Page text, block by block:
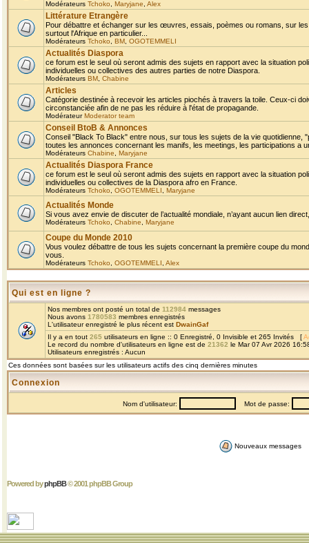
Modérateurs Tchoko Maryjane Alex
Littérature Etrangère
Pour débattre et échanger sur les œuvres, essais, poèmes ou romans, sur
surtout l'Afrique en particulier...
Modérateurs Tchoko BM OGOTEMMELI
Actualités Diaspora
ce forum est le seul où seront admis des sujets en rapport avec la situation
individuelles ou collectives des autres parties de notre Diaspora.
Modérateurs BM Chabine
Articles
Catégorie destinée à recevoir les articles piochés à travers la toile. Ceux-ci
circonstanciée afin de ne pas les réduire à l'état de propagande.
ModérateurModerator team
Conseil BtoB & Annonces
Conseil "Black To Black" entre nous, sur tous les sujets de la vie
toutes les annonces concernant les manifs, les meetings, les participations a
Modérateurs Chabine Maryjane
Actualités Diaspora France
ce forum est le seul où seront admis des sujets en rapport avec la situation
individuelles ou collectives de la Diaspora afro en France.
Modérateurs Tchoko OGOTEMMELI Maryjane
Actualités Monde
Si vous avez envie de discuter de l’actualité mondiale, n’ayant aucun lien
Modérateurs Tchoko Chabine Maryjane
Coupe du Monde 2010
Vous voulez débattre de tous les sujets concernant la première coupe du
vous.
Modérateurs Tchoko OGOTEMMELI Alex
Qui est en ligne ?
Nos membres ont posté un total de 112984 messages
Nous avons 1780583 membres enregistrés
L'utilisateur enregistré le plus récent est DwainGaf
Il y a en tout 265 utilisateurs en ligne :: 0 Enregistré, 0 Invisible et 265 Invités [
Le record du nombre d'utilisateurs en ligne est de 21362 le Mar 07 Avr 2026
Utilisateurs enregistrés : Aucun
Ces données sont basées sur les utilisateurs actifs des cinq dernières minutes
Connexion
Nom d'utilisateur: Mot de passe:
Nouveaux messages
Powered byphpBB© 2001 phpBB Group